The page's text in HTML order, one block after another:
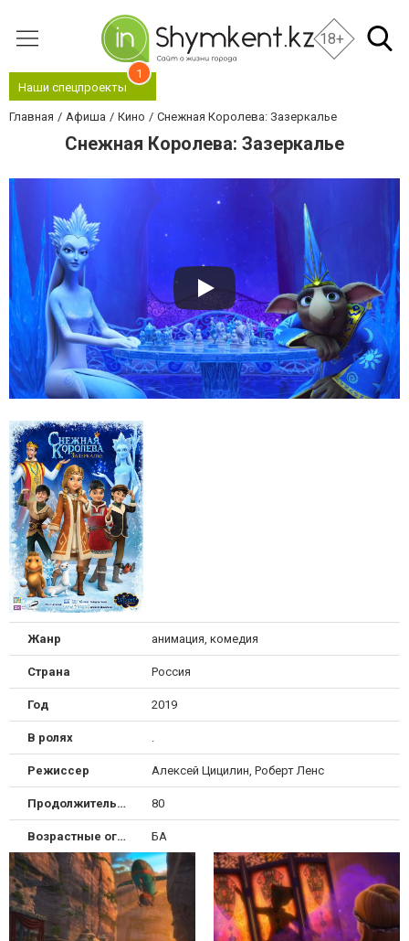
18+
Наши спецпроекты
1
Главная Афиша Кино Снежная Королева: Зазеркалье
Снежная Королева: Зазеркалье
Жанр анимация, комедия
Страна Россия
Год 2019
В ролях
Режиссер Алексей Цицилин, Роберт Ленс
Продолжительность 80
Возрастные ограничения БА